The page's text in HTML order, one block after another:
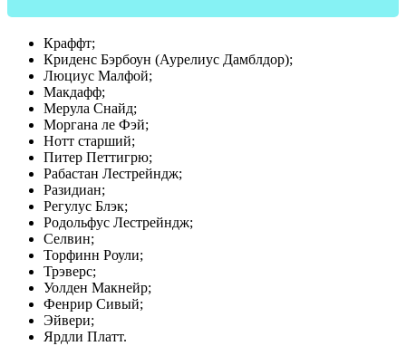
Краффт;
Криденс Бэрбоун (Аурелиус Дамблдор);
Люциус Малфой;
Макдафф;
Мерула Снайд;
Моргана ле Фэй;
Нотт старший;
Питер Петтигрю;
Рабастан Лестрейндж;
Разидиан;
Регулус Блэк;
Родольфус Лестрейндж;
Селвин;
Торфинн Роули;
Трэверс;
Уолден Макнейр;
Фенрир Сивый;
Эйвери;
Ярдли Платт.